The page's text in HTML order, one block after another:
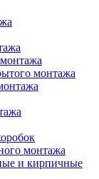
монтажа
монтажа
и кирпичные